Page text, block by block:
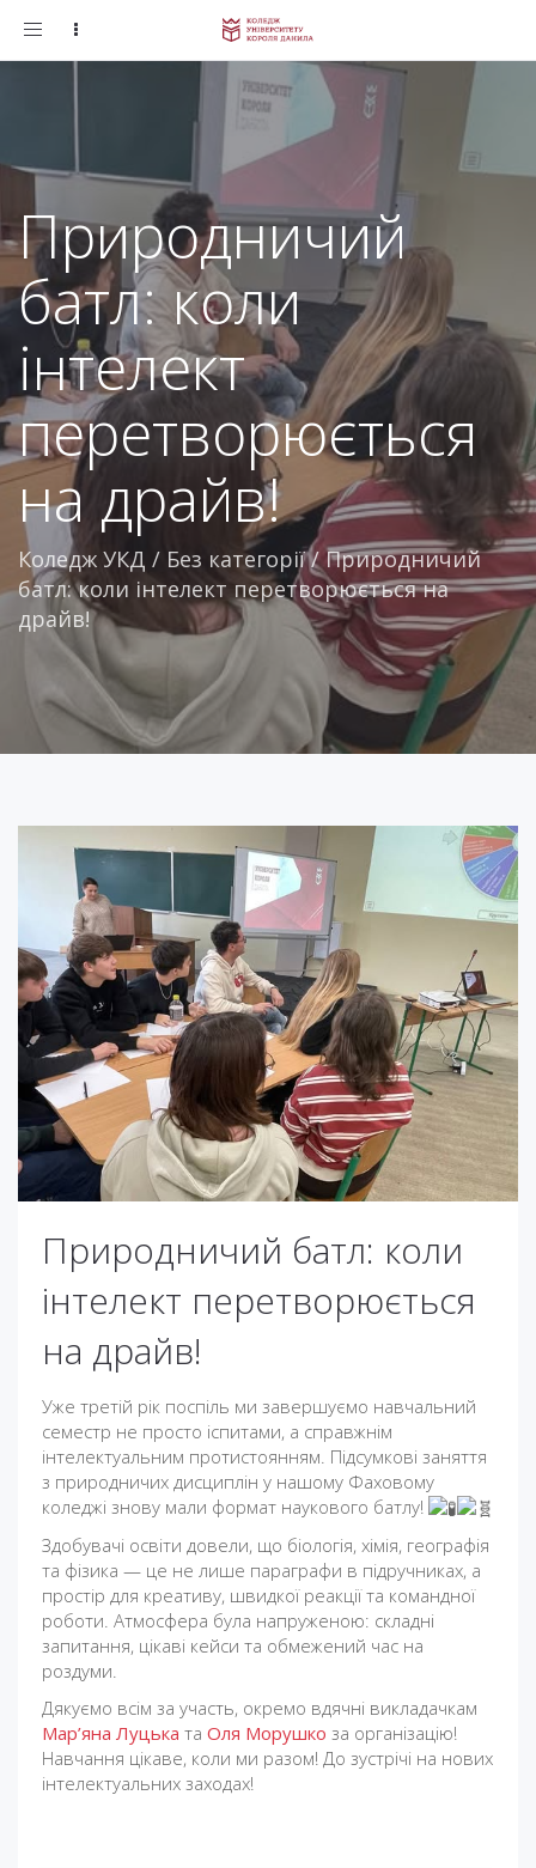
Toggle
Природничий
батл: коли
інтелект
перетворюється
на драйв!
Коледж УКД / Без категорії/Природничий
батл: коли інтелект перетворюється на
драйв!
Природничий батл: коли
інтелект перетворюється
на драйв!
Уже третій рік поспіль ми завершуємо навчальний
семестр не просто іспитами, а справжнім
інтелектуальним протистоянням. Підсумкові заняття
з природничих дисциплін у нашому Фаховому
коледжі знову мали формат наукового батлу!
Здобувачі освіти довели, що біологія, хімія, географія
та фізика — це не лише параграфи в підручниках, а
простір для креативу, швидкої реакції та командної
роботи. Атмосфера була напруженою: складні
запитання, цікаві кейси та обмежений час на
роздуми.
Дякуємо всім за участь, окремо вдячні викладачкам
Мар’яна Луцька та Оля Морушко за організацію!
Навчання цікаве, коли ми разом! До зустрічі на нових
інтелектуальних заходах!